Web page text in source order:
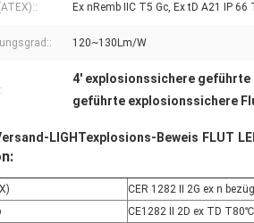
Ex nRemb IIC T5 Gc, Ex tD A21 IP
120~130Lm/W
4' explosionssichere geführte
geführte explosionssichere
LIGHTexplosions-Beweis FLUT
CER 1282 II 2G ex n
CE1282 II 2D ex TD T80℃